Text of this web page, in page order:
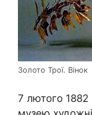
Золото Трої. Вінок
7 лютого 1882